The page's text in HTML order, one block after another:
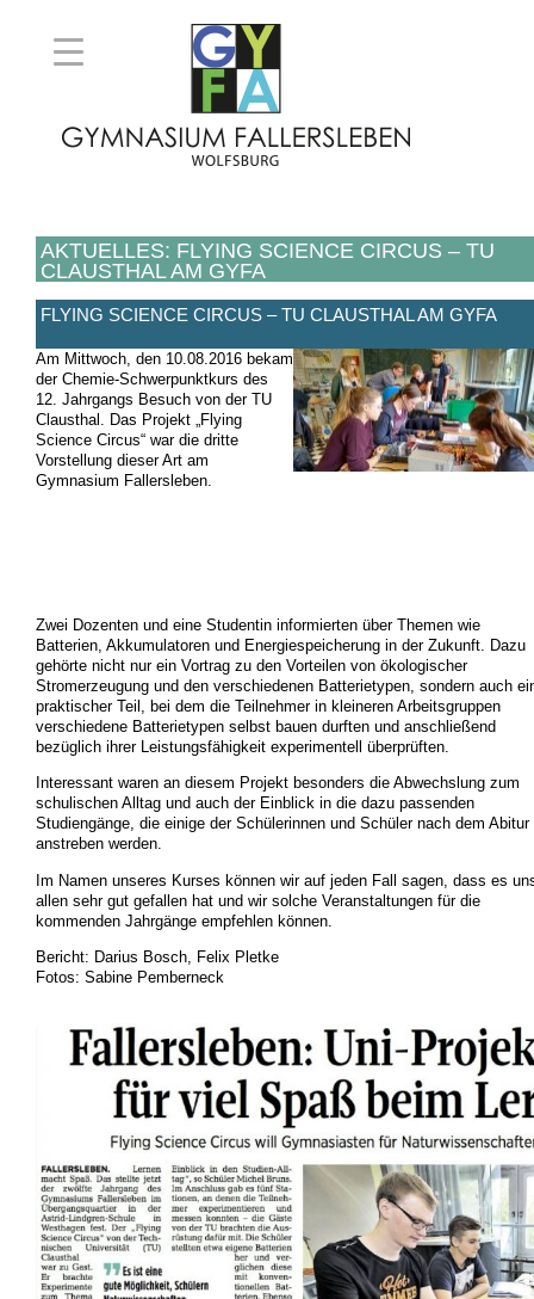
AKTUELLES: FLYING SCIENCE CIRCUS – TU
CLAUSTHAL AM GYFA
FLYING SCIENCE CIRCUS – TU CLAUSTHAL AM GYFA
Am Mittwoch, den 10.08.2016 bekam
der Chemie-Schwerpunktkurs des
12. Jahrgangs Besuch von der TU
Clausthal. Das Projekt „Flying
Science Circus“ war die dritte
Vorstellung dieser Art am
Gymnasium Fallersleben.
Zwei Dozenten und eine Studentin informierten über Themen wie
Batterien, Akkumulatoren und Energiespeicherung in der Zukunft. Dazu
gehörte nicht nur ein Vortrag zu den Vorteilen von ökologischer
Stromerzeugung und den verschiedenen Batterietypen, sondern auch
praktischer Teil, bei dem die Teilnehmer in kleineren Arbeitsgruppen
verschiedene Batterietypen selbst bauen durften und anschließend
bezüglich ihrer Leistungsfähigkeit experimentell überprüften.
Interessant waren an diesem Projekt besonders die Abwechslung zum
schulischen Alltag und auch der Einblick in die dazu passenden
Studiengänge, die einige der Schülerinnen und Schüler nach dem Abitur
anstreben werden.
Im Namen unseres Kurses können wir auf jeden Fall sagen, dass es
allen sehr gut gefallen hat und wir solche Veranstaltungen für die
kommenden Jahrgänge empfehlen können.
Bericht: Darius Bosch, Felix Pletke
Fotos: Sabine Pemberneck